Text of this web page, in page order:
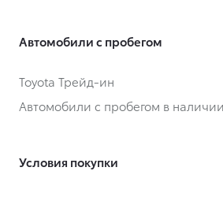
Автомобили с пробегом
Toyota Трейд-ин
Автомобили с пробегом в наличии
Условия покупки